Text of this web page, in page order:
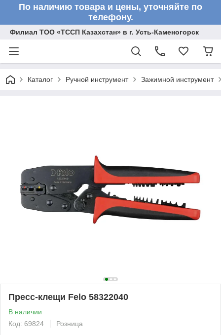
По наличию товара и цены, уточняйте по
телефону.
Филиал ТОО «ТССП Казахстан» в г. Усть-Каменогорск
Каталог Ручной инструмент Зажимной инструмент
Пресс-клещи Felo 58322040
В наличии
Код: 69824
Розница